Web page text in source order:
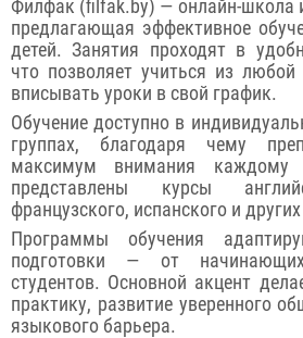
Филфак (filfak.by) — онлайн-школа
предлагающая эффективное
детей. Занятия проходят в
что позволяет учиться из
вписывать уроки в свой график.
Обучение доступно в
группах, благодаря чему
максимум внимания
представлены курсы
французского, испанского и
Программы обучения
подготовки — от
студентов. Основной акцент
практику, развитие уверенного
языкового барьера.